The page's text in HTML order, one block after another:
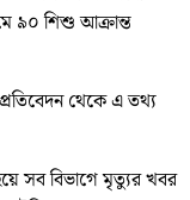
৯০ শিশু আক্রান্ত
থেকে এ তথ্য
সব বিভাগে মৃত্যুর খবর